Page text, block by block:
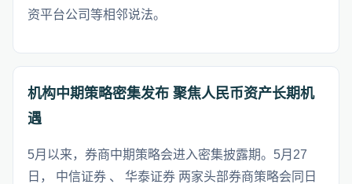
资平台公司等相邻说法。
机构中期策略密集发布 聚焦人民币资产长期机
遇
5月以来，券商中期策略会进入密集披露期。5月27
日， 中信证券 、 华泰证券 两家头部券商策略会同日